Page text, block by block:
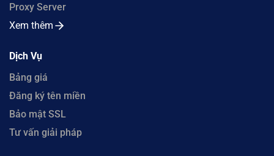
Proxy Server
Xem thêm
Dịch Vụ
Bảng giá
Đăng ký tên miền
Bảo mật SSL
Tư vấn giải pháp